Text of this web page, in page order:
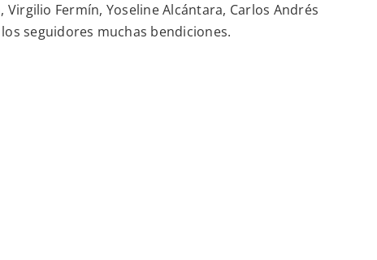
Fermín, Yoseline Alcántara, Carlos Andrés
seguidores muchas bendiciones.